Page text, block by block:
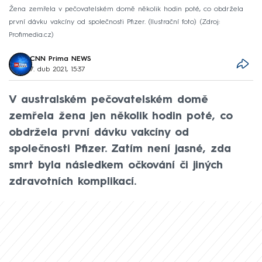
Žena zemřela v pečovatelském domě několik hodin poté, co obdržela
první dávku vakcíny od společnosti Pfizer. (Ilustrační foto)
Zdroj:
Profimedia.cz
CNN Prima NEWS
7. dub 2021, 15:37
V australském pečovatelském domě
zemřela žena jen několik hodin poté, co
obdržela první dávku vakcíny od
společnosti Pfizer. Zatím není jasné, zda
smrt byla následkem očkování či jiných
zdravotních komplikací.